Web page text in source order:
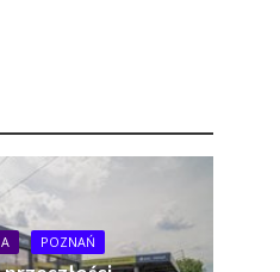
POZNAŃ